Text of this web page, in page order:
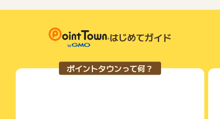
了などのメールは、ポイント獲得するまで必ず保管してくださ
獲得待ち・獲得失敗の状態でお問い合わせされる際に、該当の
メールを送っていただく場合がございます。
そのため、紛失・破棄された場合は対応いたしかねますので、
(※) SafariやChromeなどwebサイトを表示するアプリのこと
得できませんので、ご注意くださいませ。
└期間限定！新規ご入会＋条件達成で対象店舗でのご利用分
が一定期間7%→20%に還元率UP！最大20,000円相当のグロー
バルポイントプレゼント（*4）
■たまったポイントが使いやすい！「グローバルポイント Wall
et」アプリにチャージしてスマホタッチ決済やネットショッピ
はじめてガイド
ポイントタウンって何？